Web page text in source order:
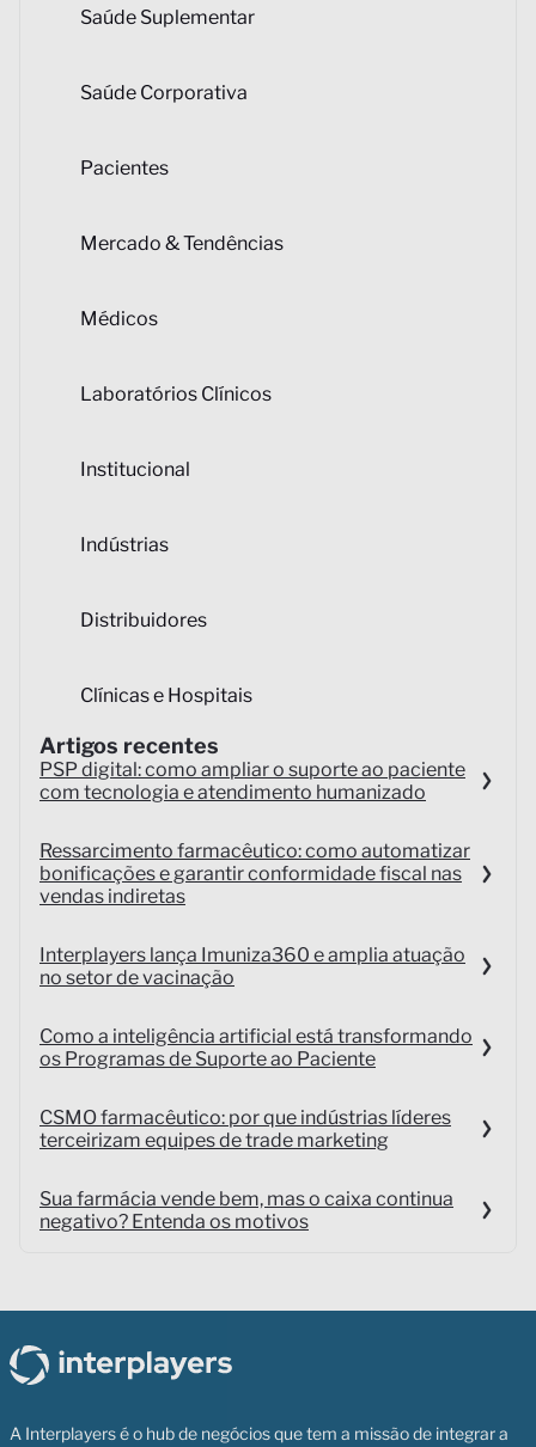
Saúde Suplementar
Saúde Corporativa
Pacientes
Mercado & Tendências
Médicos
Laboratórios Clínicos
Institucional
Indústrias
Distribuidores
Clínicas e Hospitais
Artigos recentes
PSP digital: como ampliar o suporte ao paciente
com tecnologia e atendimento humanizado
Ressarcimento farmacêutico: como automatizar
bonificações e garantir conformidade fiscal nas
vendas indiretas
Interplayers lança Imuniza360 e amplia atuação
no setor de vacinação
Como a inteligência artificial está transformando
os Programas de Suporte ao Paciente
CSMO farmacêutico: por que indústrias líderes
terceirizam equipes de trade marketing
Sua farmácia vende bem, mas o caixa continua
negativo? Entenda os motivos
A Interplayers é o hub de negócios que tem a missão de integrar a